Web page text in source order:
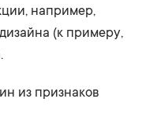
например,
(к примеру,
из признаков